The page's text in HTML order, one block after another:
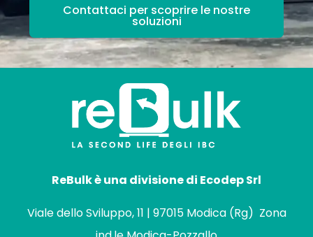
Contattaci per scoprire le nostre
soluzioni
ReBulk è una divisione di Ecodep Srl
Viale dello Sviluppo, 11 | 97015 Modica (Rg) Zona